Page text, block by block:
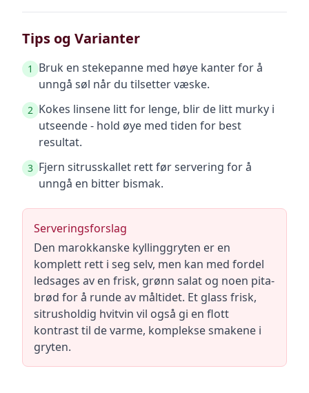
Tips og Varianter
1
Bruk en stekepanne med høye kanter for å
unngå søl når du tilsetter væske.
2 Kokes linsene litt for lenge, blir de litt murky i
utseende - hold øye med tiden for best
resultat.
3 Fjern sitrusskallet rett før servering for å
unngå en bitter bismak.
Serveringsforslag
Den marokkanske kyllinggryten er en
komplett rett i seg selv, men kan med fordel
ledsages av en frisk, grønn salat og noen pita-
brød for å runde av måltidet. Et glass frisk,
sitrusholdig hvitvin vil også gi en flott
kontrast til de varme, komplekse smakene i
gryten.